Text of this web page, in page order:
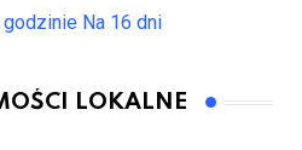
godzinie Na 16 dni
LOKALNE